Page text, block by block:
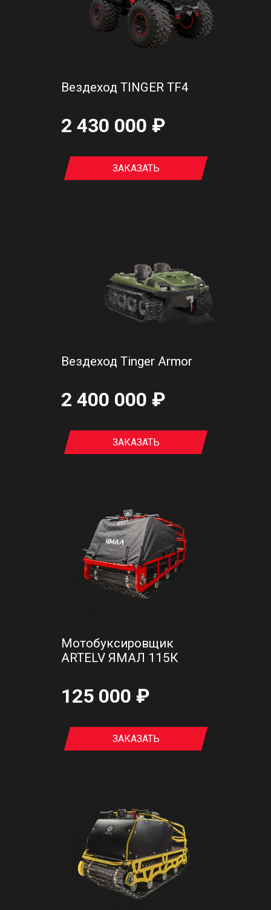
Вездеход TINGER TF4
2 430 000 ₽
ЗАКАЗАТЬ
Вездеход Tinger Armor
2 400 000 ₽
ЗАКАЗАТЬ
Мотобуксировщик
ARTELV ЯМАЛ 115К
125 000 ₽
ЗАКАЗАТЬ